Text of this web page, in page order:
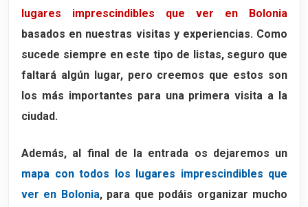
lugares imprescindibles que ver en Bolonia
basados en nuestras visitas y experiencias. Como
sucede siempre en este tipo de listas, seguro que
faltará algún lugar, pero creemos que estos son
los más importantes para una primera visita a la
ciudad.
Además, al final de la entrada os dejaremos un
mapa con todos los lugares imprescindibles que
ver en Bolonia, para que podáis organizar mucho